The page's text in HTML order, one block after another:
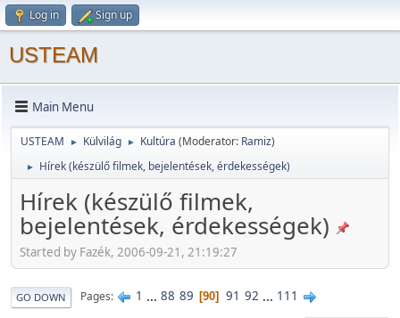
Log in Sign up
USTEAM
Main Menu
USTEAM ► Külvilág ► Kultúra (Moderator: Ramiz)
► Hírek (készülő filmek, bejelentések, érdekességek)
Hírek (készülő filmek,
bejelentések, érdekességek)
Started by Fazék, 2006-09-21, 21:19:27
GO DOWN Pages 1 ... 88 89 90 91 92 ... 111